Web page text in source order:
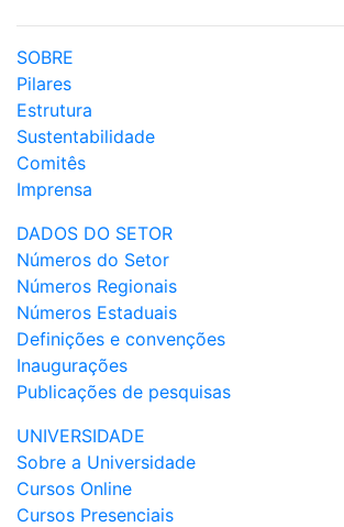
SOBRE
Pilares
Estrutura
Sustentabilidade
Comitês
Imprensa
DADOS DO SETOR
Números do Setor
Números Regionais
Números Estaduais
Definições e convenções
Inaugurações
Publicações de pesquisas
UNIVERSIDADE
Sobre a Universidade
Cursos Online
Cursos Presenciais